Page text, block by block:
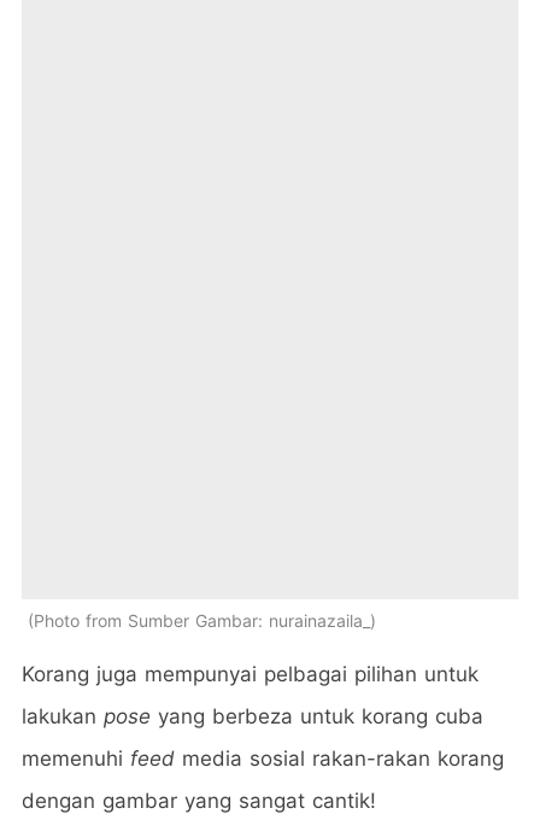
Photo from Sumber Gambar: nurainazaila_
Korang juga mempunyai pelbagai pilihan untuk
lakukan pose yang berbeza untuk korang cuba
memenuhi feed media sosial rakan-rakan korang
dengan gambar yang sangat cantik!